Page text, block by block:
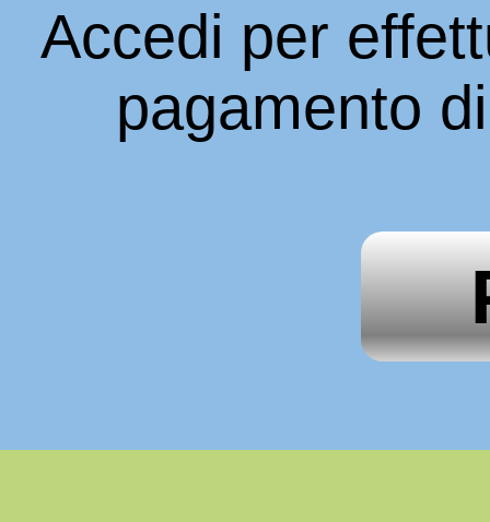
Accedi per
pagamento